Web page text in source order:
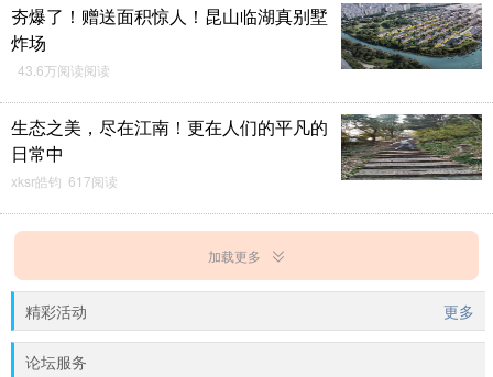
夯爆了！赠送面积惊人！昆山临湖真别墅
炸场
43.6万阅读阅读
生态之美，尽在江南！更在人们的平凡的
日常中
xksr皓钧 617阅读
加载更多
精彩活动 更多
论坛服务